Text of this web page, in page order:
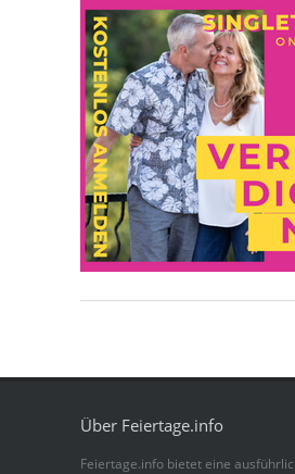
Über Feiertage.info
Feiertage.info bietet eine